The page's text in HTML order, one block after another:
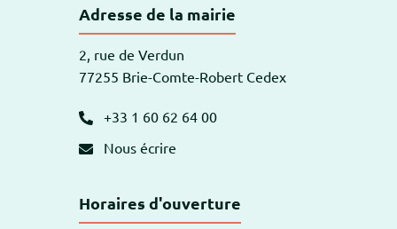
Adresse de la mairie
2, rue de Verdun
77255 Brie-Comte-Robert Cedex
+33 1 60 62 64 00
Nous écrire
Horaires d'ouverture